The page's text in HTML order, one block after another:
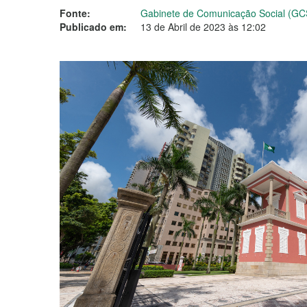
Fonte:
Gabinete de Comunicação Social
Publicado em:
13 de Abril de 2023 às 12:02